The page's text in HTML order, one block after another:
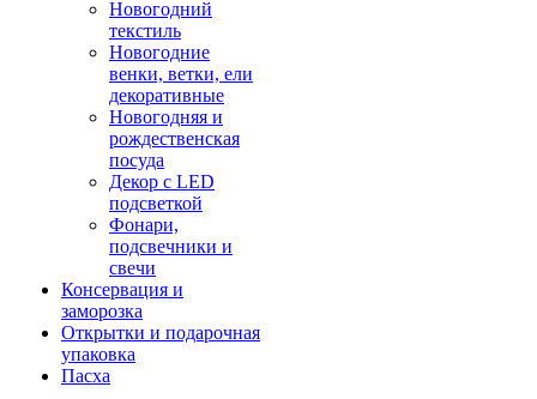
Новогодний
текстиль
Новогодние
венки, ветки, ели
декоративные
Новогодняя и
рождественская
посуда
Декор с LED
подсветкой
Фонари,
подсвечники и
свечи
Консервация и
заморозка
Открытки и подарочная
упаковка
Пасха